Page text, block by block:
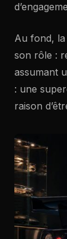
Au fond, la
son rôle :
assumant
: une
raison